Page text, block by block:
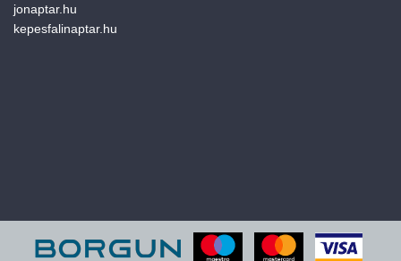
jonaptar.hu
kepesfalinaptar.hu